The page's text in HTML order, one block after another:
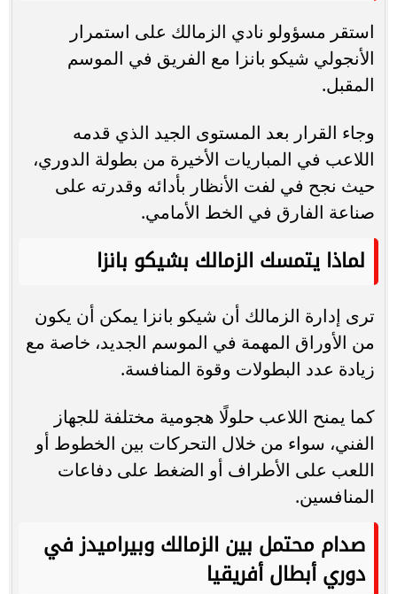
استقر مسؤولو نادي الزمالك على استمرار
الأنجولي شيكو بانزا مع الفريق في الموسم
المقبل.
وجاء القرار بعد المستوى الجيد الذي قدمه
اللاعب في المباريات الأخيرة من بطولة الدوري،
حيث نجح في لفت الأنظار بأدائه وقدرته على
صناعة الفارق في الخط الأمامي.
لماذا يتمسك الزمالك بشيكو بانزا
ترى إدارة الزمالك أن شيكو بانزا يمكن أن يكون
من الأوراق المهمة في الموسم الجديد، خاصة مع
زيادة عدد البطولات وقوة المنافسة.
كما يمنح اللاعب حلولًا هجومية مختلفة للجهاز
الفني، سواء من خلال التحركات بين الخطوط أو
اللعب على الأطراف أو الضغط على دفاعات
المنافسين.
صدام محتمل بين الزمالك وبيراميدز في
دوري أبطال أفريقيا